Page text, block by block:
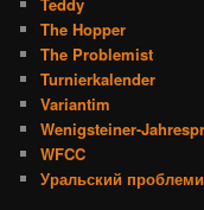
The Hopper
The Problemist
Turnierkalender
Variantim
Wenigsteiner-
WFCC
Уральский